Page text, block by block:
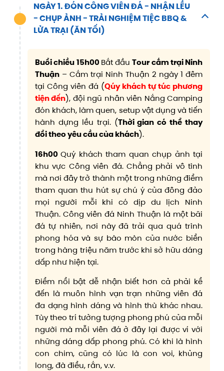
NGÀY 1. ĐÓN CÔNG VIÊN ĐÁ - NHẬN LỀU
- CHỤP ẢNH - TRẢI NGHIỆM TIỆC BBQ &
LỬA TRẠI (ĂN TỐI)
Buổi chiều 15h00Bắt đầuTour cắm trại Ninh
Thuận – Cắm trại Ninh Thuận 2 ngày 1 đêm
tại Công viên đá (Qúy khách tự túc phương
tiện đến), đội ngũ nhân viên Nắng Camping
đón khách, làm quen, setup vật dụng và tiến
hành dựng lều trại. (Thời gian có thể thay
đổi theo yêu cầu của khách).
16h00Quý khách tham quan chụp ảnh tại
khu vực Công viên đá. Chẳng phải vô tình
mà nơi đây trở thành một trong những điểm
tham quan thu hút sự chú ý của đông đảo
mọi người mỗi khi có dịp du lịch Ninh
Thuận. Công viên đá Ninh Thuận là một bãi
đá tự nhiên, nơi này đã trải qua quá trình
phong hóa và sự bào mòn của nước biển
trong hàng triệu năm trước khi sở hữu dáng
dấp như hiện tại.
Điểm nổi bật dễ nhận biết hơn cả phải kể
đến là muôn hình vạn trạn những viên đá
đa dạng hình dáng và hình thù khác nhau.
Tùy theo trí tưởng tượng phong phú của mỗi
người mà mỗi viên đá ở đây lại được ví với
những dáng dấp phong phú. Có khi là hình
con chim, cũng có lúc là con voi, khủng
long, đà điểu, rắn, v.v.